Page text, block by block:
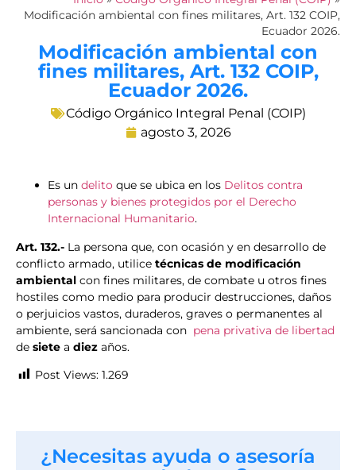
Modificación ambiental con fines militares, Art. 132 COIP,
Ecuador 2026.
Modificación ambiental con
fines militares, Art. 132 COIP,
Ecuador 2026.
Código Orgánico Integral Penal (COIP)
agosto 3, 2026
Es un delito que se ubica en los Delitos contra
personas y bienes protegidos por el Derecho
Internacional Humanitario.
Art. 132.- La persona que, con ocasión y en desarrollo de
conflicto armado, utilice técnicas de modificación
ambiental con fines militares, de combate u otros fines
hostiles como medio para producir destrucciones, daños
o perjuicios vastos, duraderos, graves o permanentes al
ambiente, será sancionada con pena privativa de libertad
de siete a diez años.
Post Views: 1.269
¿Necesitas ayuda o asesoría